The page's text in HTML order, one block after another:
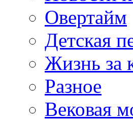
Овертайм
Детская
Жизнь за
Разное
Вековая